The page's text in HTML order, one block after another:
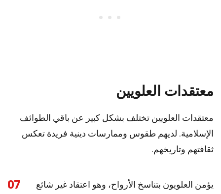
معتقدات العلويين
معتقدات العلويين تختلف بشكل كبير عن باقي الطوائف
الإسلامية. لديهم طقوس وممارسات دينية فريدة تعكس
ثقافتهم وتاريخهم.
07
يؤمن العلويون بتناسخ الأرواح، وهو اعتقاد غير شائع